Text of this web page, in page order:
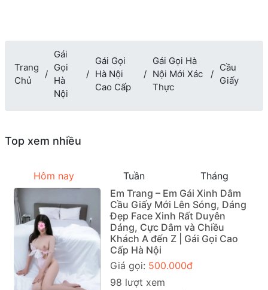
Trang
Chủ
Gái
Gọi
Hà
Nội
Gái Gọi
Hà Nội
Cao Cấp
Gái Gọi Hà
Nội Mới Xác
Thực
Cầu
Giấy
Top xem nhiều
Hôm nay Tuần
Tháng
Em Trang – Em Gái Xinh Dâm
Cầu Giấy Mới Lên Sóng, Dáng
Đẹp Face Xinh Rất Duyên
Dáng, Cực Dâm và Chiều
Khách A đến Z | Gái Gọi Cao
Cấp Hà Nội
Giá gọi: 500.000đ
98 lượt xem